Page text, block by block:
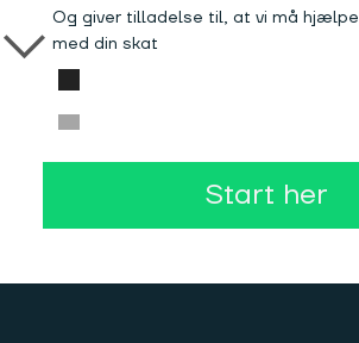
Og giver tilladelse til, at vi må hjælpe
med din skat
Start her